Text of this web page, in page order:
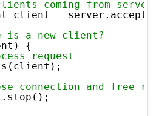
coming from server
client =
is a new client?
{
request
connection and free